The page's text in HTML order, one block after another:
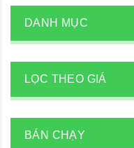
DANH MỤC
LỌC THEO GIÁ
BÁN CHẠY